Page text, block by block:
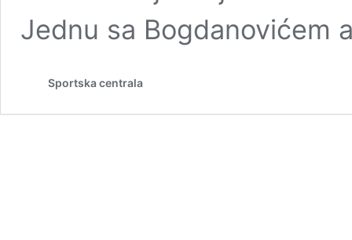
Jednu sa Bogdanovićem
Sportska centrala